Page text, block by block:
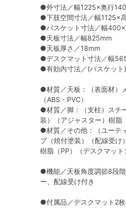
●外寸法／幅1225×奥行
●下肢空間寸法／幅1125×
●バスケット寸法／幅
●天板寸法／幅825mm
●天板厚さ／18mm
●デスクマット寸法／幅
●有効内寸法／(バスケッ
●材質／天板：（表面材）
（ABS・PVC）
●材質／脚：（支柱）スチ
装）（アジャスター）樹脂
●材質／その他：（ユーテ
プ（焼付塗装）（配線受け
樹脂（PP）（デスクマット
●機能／天板角度調節8段
ー、配線受け付き
●付属品／デスクマット2枚